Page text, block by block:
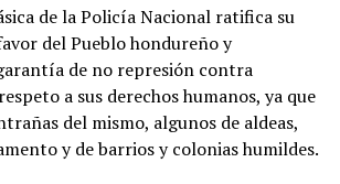
de la Policía Nacional ratifica su
del Pueblo hondureño y
de no represión contra
a sus derechos humanos, ya que
del mismo, algunos de aldeas,
y de barrios y colonias humildes.